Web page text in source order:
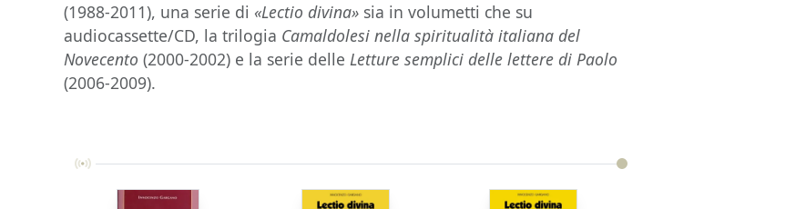
(1988-2011), una serie di «Lectio divina» sia in volumetti che su
audiocassette/CD, la trilogia Camaldolesi nella spiritualità italiana del
Novecento(2000-2002) e la serie delleLetture semplici delle lettere di Paolo
(2006-2009).